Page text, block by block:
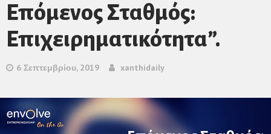
Επόμενος Σταθμός:
Επιχειρηματικότητα”.
6 Σεπτεμβρίου, 2019 xanthidaily